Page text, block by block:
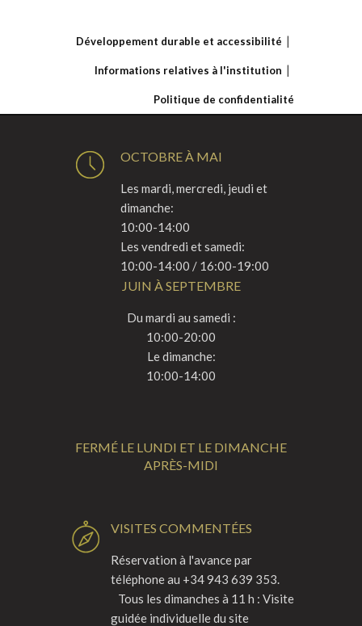
Développement durable et accessibilité
Informations relatives à l'institution
Politique de confidentialité
OCTOBRE À MAI
Les mardi, mercredi, jeudi et
dimanche:
10:00-14:00
Les vendredi et samedi:
10:00-14:00 / 16:00-19:00
JUIN À SEPTEMBRE
Du mardi au samedi :
10:00-20:00
Le dimanche:
10:00-14:00
FERMÉ LE LUNDI ET LE DIMANCHE
APRÈS-MIDI
VISITES COMMENTÉES
Réservation à l'avance par
téléphone au +34 943 639 353.
Tous les dimanches à 11 h : Visite
guidée individuelle du site